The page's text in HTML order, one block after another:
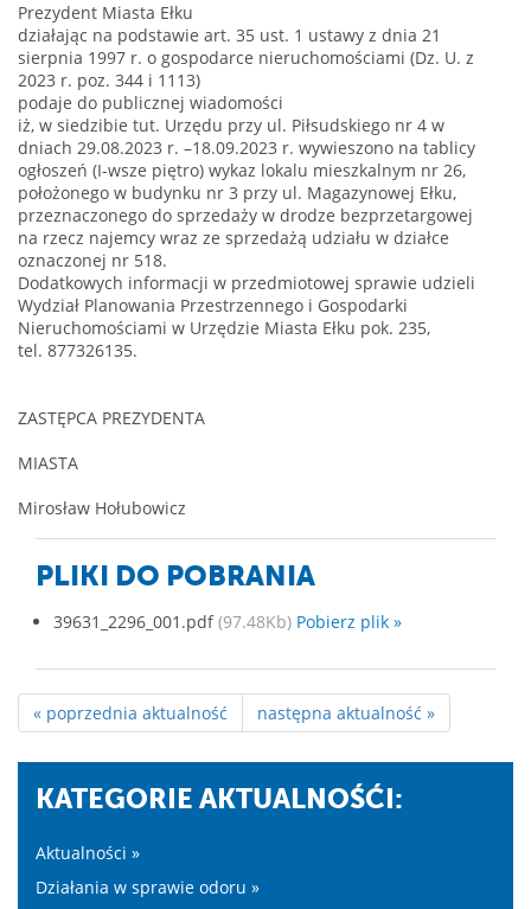
Prezydent Miasta Ełku
działając na podstawie art. 35 ust. 1 ustawy z dnia 21
sierpnia 1997 r. o gospodarce nieruchomościami (Dz. U. z
2023 r. poz. 344 i 1113)
podaje do publicznej wiadomości
iż, w siedzibie tut. Urzędu przy ul. Piłsudskiego nr 4 w
dniach 29.08.2023 r. –18.09.2023 r. wywieszono na tablicy
ogłoszeń (I-wsze piętro) wykaz lokalu mieszkalnym nr 26,
położonego w budynku nr 3 przy ul. Magazynowej Ełku,
przeznaczonego do sprzedaży w drodze bezprzetargowej
na rzecz najemcy wraz ze sprzedażą udziału w działce
oznaczonej nr 518.
Dodatkowych informacji w przedmiotowej sprawie udzieli
Wydział Planowania Przestrzennego i Gospodarki
Nieruchomościami w Urzędzie Miasta Ełku pok. 235,
tel. 877326135.
ZASTĘPCA PREZYDENTA
MIASTA
Mirosław Hołubowicz
PLIKI DO POBRANIA
39631_2296_001.pdf(97.48Kb) Pobierz plik »
« poprzednia aktualność następna aktualność »
KATEGORIE AKTUALNOŚĆI:
Aktualności »
Działania w sprawie odoru »